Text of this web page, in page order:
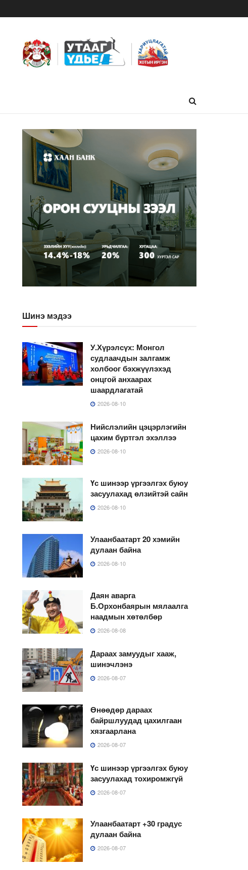
Шинэ мэдээ
У.Хүрэлсүх: Монгол
судлаачдын залгамж
холбоог бэхжүүлэхэд
онцгой анхаарах
шаардлагатай
2026-08-10
Нийслэлийн цэцэрлэгийн
цахим бүртгэл эхэллээ
2026-08-10
Үс шинээр үргээлгэх буюу
засуулахад өлзийтэй сайн
2026-08-10
Улаанбаатарт 20 хэмийн
дулаан байна
2026-08-10
Даян аварга
Б.Орхонбаярын мялаалга
наадмын хөтөлбөр
2026-08-08
Дараах замуудыг хааж,
шинэчлэнэ
2026-08-07
Өнөөдөр дараах
байршлуудад цахилгаан
хязгаарлана
2026-08-07
Үс шинээр үргээлгэх буюу
засуулахад тохиромжгүй
2026-08-07
Улаанбаатарт +30 градус
дулаан байна
2026-08-07